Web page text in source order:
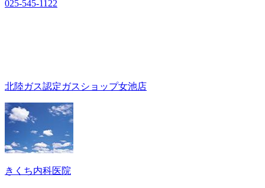
025-545-1122
北陸ガス認定ガスショップ女池店
きくち内科医院